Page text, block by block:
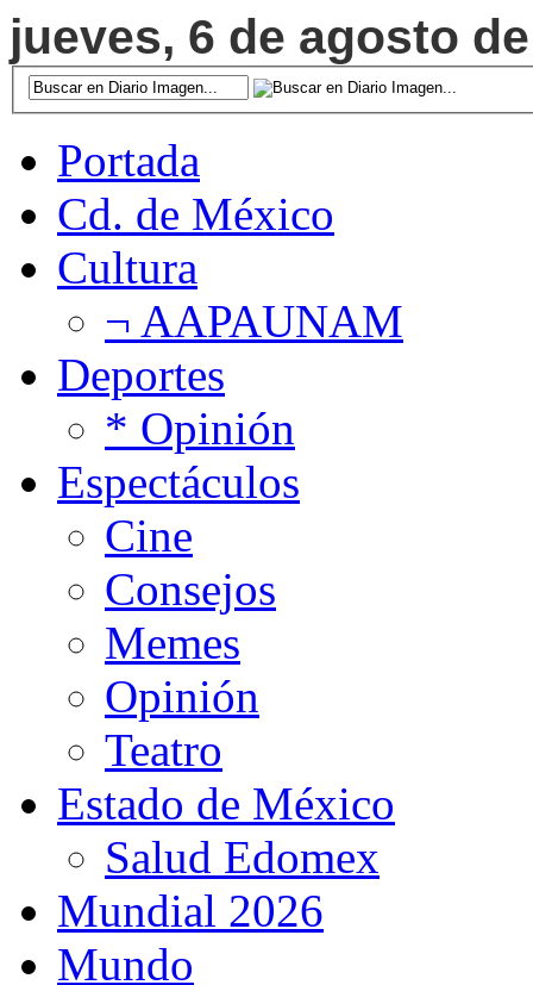
jueves, 6 de agosto
Portada
Cd. de México
Cultura
¬ AAPAUNAM
Deportes
* Opinión
Espectáculos
Cine
Consejos
Memes
Opinión
Teatro
Estado de México
Salud Edomex
Mundial 2026
Mundo